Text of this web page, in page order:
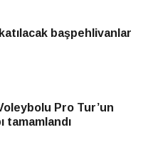
katılacak başpehlivanlar
Pro Tur’un
tamamlandı